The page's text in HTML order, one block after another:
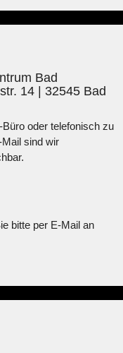
Bad
14 | 32545 Bad
oder telefonisch zu
sind wir
bitte per E-Mail an